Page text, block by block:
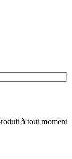
à tout moment